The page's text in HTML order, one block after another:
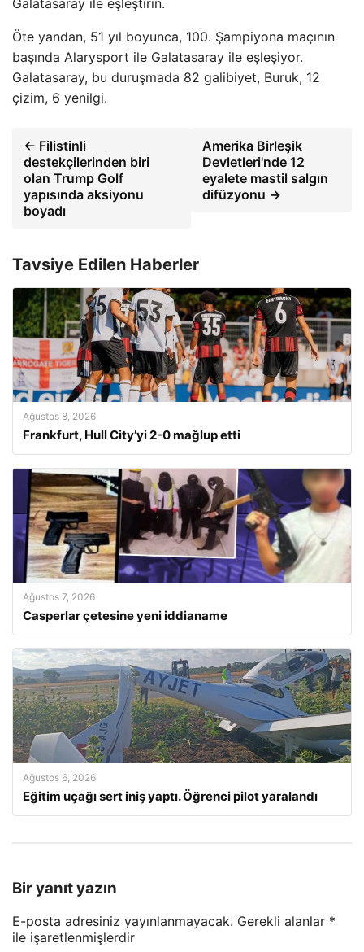
Galatasaray ile eşleştirin.
Öte yandan, 51 yıl boyunca, 100. Şampiyona maçının
başında Alarysport ile Galatasaray ile eşleşiyor.
Galatasaray, bu duruşmada 82 galibiyet, Buruk, 12
çizim, 6 yenilgi.
← Filistinli
destekçilerinden biri
olan Trump Golf
yapısında aksiyonu
boyadı
Amerika Birleşik
Devletleri'nde 12
eyalete mastil salgın
difüzyonu →
Tavsiye Edilen Haberler
Ağustos 8, 2026
Frankfurt, Hull City’yi 2-0 mağlup etti
Ağustos 7, 2026
Casperlar çetesine yeni iddianame
Ağustos 6, 2026
Eğitim uçağı sert iniş yaptı. Öğrenci pilot yaralandı
Bir yanıt yazın
E-posta adresiniz yayınlanmayacak. Gerekli alanlar *
ile işaretlenmişlerdir